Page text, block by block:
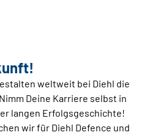
weltweit bei Diehl die
Deine ­Karriere selbst in
langen Erfolgsgeschichte!
wir für Diehl Defence und